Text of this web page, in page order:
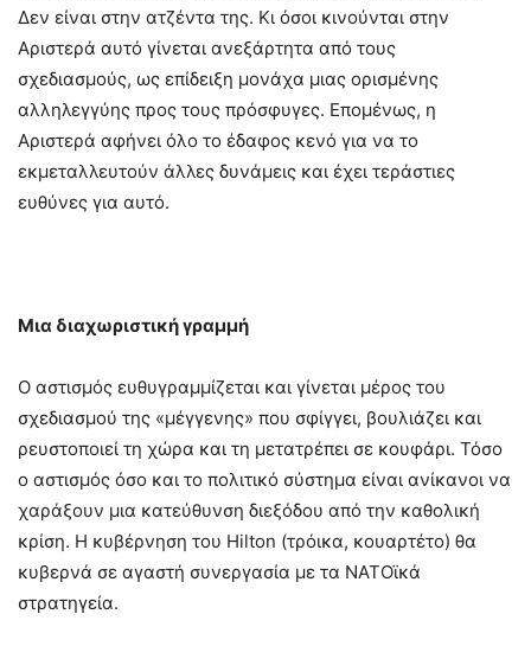
Δεν είναι στην ατζέντα της. Κι όσοι κινούνται στην
Αριστερά αυτό γίνεται ανεξάρτητα από τους
σχεδιασμούς, ως επίδειξη μονάχα μιας ορισμένης
αλληλεγγύης προς τους πρόσφυγες. Επομένως, η
Αριστερά αφήνει όλο το έδαφος κενό για να το
εκμεταλλευτούν άλλες δυνάμεις και έχει τεράστιες
ευθύνες για αυτό.
Μια διαχωριστική γραμμή
Ο αστισμός ευθυγραμμίζεται και γίνεται μέρος του
σχεδιασμού της «μέγγενης» που σφίγγει, βουλιάζει και
ρευστοποιεί τη χώρα και τη μετατρέπει σε κουφάρι. Τόσο
ο αστισμός όσο και το πολιτικό σύστημα είναι ανίκανοι να
χαράξουν μια κατεύθυνση διεξόδου από την καθολική
κρίση. Η κυβέρνηση του Hilton (τρόικα, κουαρτέτο) θα
κυβερνά σε αγαστή συνεργασία με τα ΝΑΤΟϊκά
στρατηγεία.